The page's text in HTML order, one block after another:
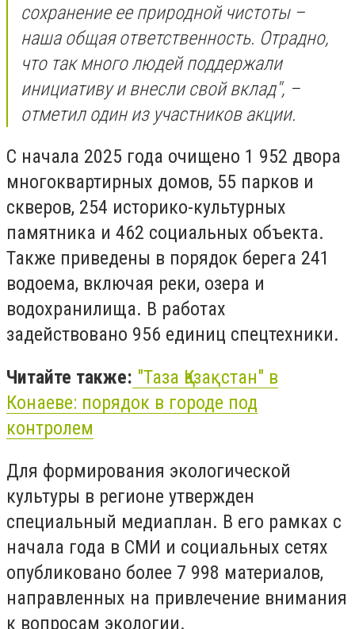
сохранение ее природной чистоты –
наша общая ответственность. Отрадно,
что так много людей поддержали
инициативу и внесли свой вклад", –
отметил один из участников акции.
С начала 2025 года очищено 1 952 двора
многоквартирных домов, 55 парков и
скверов, 254 историко-культурных
памятника и 462 социальных объекта.
Также приведены в порядок берега 241
водоема, включая реки, озера и
водохранилища. В работах
задействовано 956 единиц спецтехники.
Читайте также: "Таза Қазақстан" в
Конаеве: порядок в городе под
контролем
Для формирования экологической
культуры в регионе утвержден
специальный медиаплан. В его рамках с
начала года в СМИ и социальных сетях
опубликовано более 7 998 материалов,
направленных на привлечение внимания
к вопросам экологии.